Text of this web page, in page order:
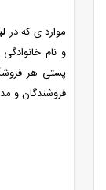
موارد ی که در
و نام
پستی هر
فروشندگان و